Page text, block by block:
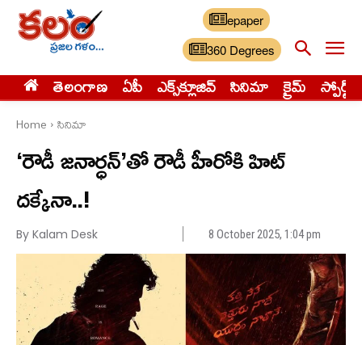
epaper
360 Degrees
తెలంగాణ ఏపీ ఎక్స్‌క్లూజివ్‌ సినిమా క్రైమ్ స్పోర్ట్స్
Home సినిమా
‘రౌడీ జనార్ధన్‌’తో రౌడీ హీరోకి హిట్
దక్కేనా..!
By Kalam Desk 8 October 2025, 1:04 pm